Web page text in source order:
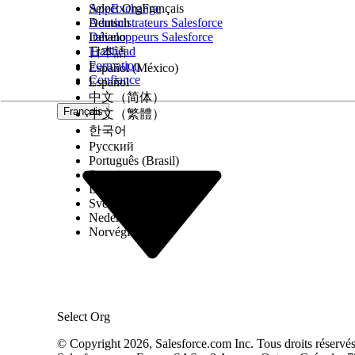
Avant de configurer la connexion Salesforce à
Configuration de l'accès aux fichiers dans Amazon
Configurez Amazon S3 et utilisez Files Connect
Configuration du chargement de fichiers dans
Permettez à vos utilisateurs de charger des
spécifiez la source de données externe. Par
données externe.
Accès aux contenus Amazon S3 depuis Salesforce
Liez, accédez, recherchez et diffusez des fichiers
Chargement de fichiers dans Amazon S3 depuis
Chargez des fichiers directement dans votre
Voir également :
Documentation externe : Premiers pas avec
CET ARTICLE A-T-IL RÉSOLU VOTRE PROBLÈME ?
AppExchange
Administrateurs Salesforce
Développeurs Salesforce
Trailhead
Formation
Confiance
Français
Select Org
Select OrgFrançais
Deutsch
Italiano
日本語
Español (México)
Español
中文（简体）
中文（繁體）
한국어
Русский
Português (Brasil)
Suomi
Dansk
Svenska
Nederlands
Norvégien
© Copyright 2026, Salesforce.com Inc. Tous droits